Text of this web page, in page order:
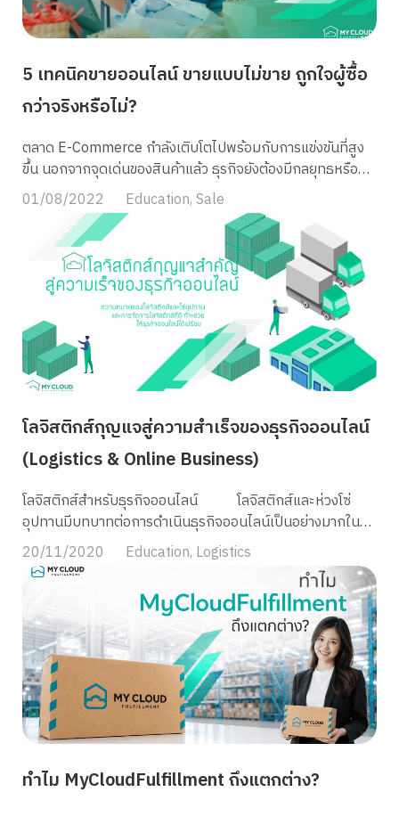
5 เทคนิคขายออนไลน์ ขายแบบไม่ขาย ถูกใจผู้ซื้อ
กว่าจริงหรือไม่?
ตลาด E-Commerce กำลังเติบโตไปพร้อมกับการแข่งขันที่สูง
ขึ้น นอกจากจุดเด่นของสินค้าแล้ว ธุรกิจยังต้องมีกลยุทธหรือ
เทคนิคการขายใหม่ ๆ เอาไว้ใช้มัดใจลูกค้า หรือไว้ตอบโจทย์
พฤติกรรมที่เปลี่ยนไปอยู่เสมอของผู้ซื้อ ในปัจจุบันมีหลากหลาย
ธุรกิจเข้ามาในตลาดการขายออนไลน์ โดยเชื่อมต่อกับลูกค้าผ่าน
ช่องทางต่างๆ ไม่ว่าจะเป็น เว็บไซต์ E-Commerce หรือ
Marketplace อย่าง Lazada Shopee และอื่น ๆ ไปจนถึงการ
ใช้ Social media ในการขายสินค้า (Social Commerce)
เพราะมีเครื่องมือที่อำนวยความสะดวกในการขาย เช่น การไลฟ์
หรือการทำโฆษณา เป็นต้น แต่รู้หรือไม่? พฤติกรรมของ
ผู้ที่ใช้งาน Social media ส่วนใหญ่ไม่ชอบเห็นการโพสต์ขาย
สินค้าโดยตรง เพราะถือเป็นช่องทางที่ใช้ติดตาม ติดต่อสื่อสาร
media เป็นช่องทางที่มีโอกาสเข้าถึงลูกค้าโดยตรงได้สูงมาก ดัง
นั้นวันนี้สำหรับธุรกิจที่กำลังมองหาวิธีการเพิ่มประสิทธิภาพการ
ขาย และเพิ่มโอกาสในการขายบนโซเชียลมีเดีย MyCloud มี
เทคนิคการขายแบบไม่ขาย เพื่อมัดใจลูกค้ามาฝากกันค่ะ
1.Relationship มัดใจลูกค้า […]
01/08/2022 Education, Sale
โลจิสติกส์กุญแจสู่ความสำเร็จของธุรกิจออนไลน์
(Logistics & Online Business)
โลจิสติกส์สำหรับธุรกิจออนไลน์ โลจิสติกส์และห่วงโซ่
อุปทานมีบทบาทต่อการดำเนินธุรกิจออนไลน์เป็นอย่างมากในยุค
ที่เทคโนโลยี disrupt ให้พฤติกรรมและความต้องการของผู้
บริโภคเปลี่ยนแปลงอยู่เสมอ ธุรกิจต่าง ๆ ต้องมีการปรับตัวอย่าง
มาก และต้องมุ่งมั่นพัฒนาธุรกิจอยู่เสมอ มีการใช้เทคโนโลยี และ
การจัดการโลจิสติกส์ ห่วงโซ่อุปทานเพื่อเพิ่มประสิทธิภาพของ
องค์กรให้สามารถเเข่งขัน หรืออยู่เหนือคู่แข่งทางธุรกิจ เพื่อ
เติบโตได้อย่างยั่งยืนต่อไป อุตสาหกรรมโลจิสติกส์ในอดีตและ
ปัจจุบัน อุตสาหกรรมโลจิสติกส์เติบโตและเปลี่ยนแปลงไป
พร้อม ๆ กับการเปลี่ยนแปลงของธุรกิจ ในยุคที่มี Technology
มา disrupt ทำให้ธุรกิจออฟไลน์ เปลี่ยนมาลงทุนและแข่งขันบน
แพลตฟอร์มออนไลน์มากขึ้น กลายเป็น ธุรกิจ E-Commerce
ไปด้วยอยู่เสมอ เมื่อตลาด E-Commerce เติบโตขึ้น ธุรกิจโลจิ
20/11/2020 Education, Logistics
ทำไม MyCloudFulfillment ถึงแตกต่าง?